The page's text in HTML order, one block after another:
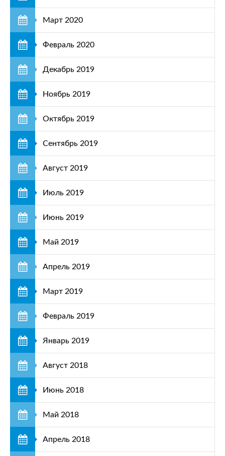
Март 2020
Февраль 2020
Декабрь 2019
Ноябрь 2019
Октябрь 2019
Сентябрь 2019
Август 2019
Июль 2019
Июнь 2019
Май 2019
Апрель 2019
Март 2019
Февраль 2019
Январь 2019
Август 2018
Июнь 2018
Май 2018
Апрель 2018